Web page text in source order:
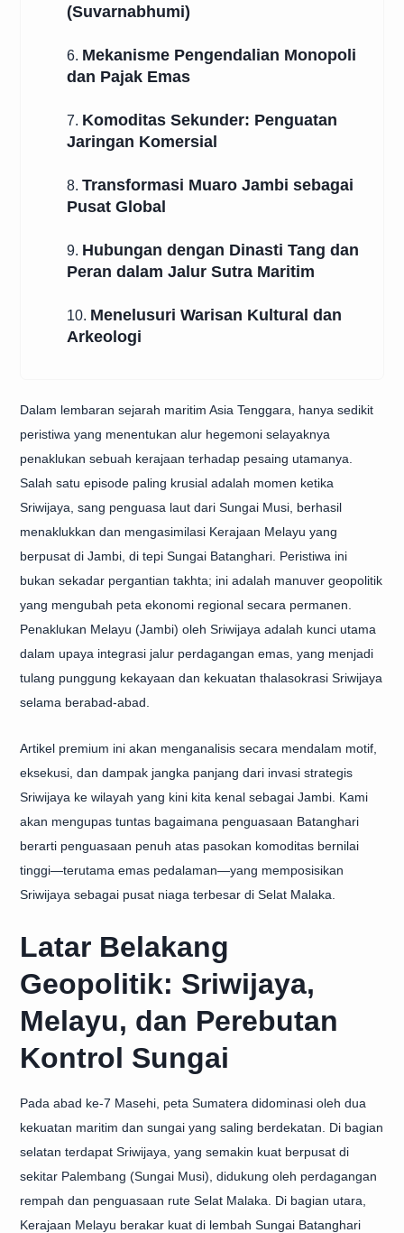
(Suvarnabhumi)
6. Mekanisme Pengendalian Monopoli
dan Pajak Emas
7. Komoditas Sekunder: Penguatan
Jaringan Komersial
8. Transformasi Muaro Jambi sebagai
Pusat Global
9. Hubungan dengan Dinasti Tang dan
Peran dalam Jalur Sutra Maritim
10. Menelusuri Warisan Kultural dan
Arkeologi
Dalam lembaran sejarah maritim Asia Tenggara, hanya sedikit
peristiwa yang menentukan alur hegemoni selayaknya
penaklukan sebuah kerajaan terhadap pesaing utamanya.
Salah satu episode paling krusial adalah momen ketika
Sriwijaya, sang penguasa laut dari Sungai Musi, berhasil
menaklukkan dan mengasimilasi Kerajaan Melayu yang
berpusat di Jambi, di tepi Sungai Batanghari. Peristiwa ini
bukan sekadar pergantian takhta; ini adalah manuver geopolitik
yang mengubah peta ekonomi regional secara permanen.
Penaklukan Melayu (Jambi) oleh Sriwijaya adalah kunci utama
dalam upaya integrasi jalur perdagangan emas , yang menjadi
tulang punggung kekayaan dan kekuatan thalasokrasi Sriwijaya
selama berabad-abad.
Artikel premium ini akan menganalisis secara mendalam motif,
eksekusi, dan dampak jangka panjang dari invasi strategis
Sriwijaya ke wilayah yang kini kita kenal sebagai Jambi. Kami
akan mengupas tuntas bagaimana penguasaan Batanghari
berarti penguasaan penuh atas pasokan komoditas bernilai
tinggi—terutama emas pedalaman—yang memposisikan
Sriwijaya sebagai pusat niaga terbesar di Selat Malaka.
Latar Belakang
Geopolitik: Sriwijaya,
Melayu, dan Perebutan
Kontrol Sungai
Pada abad ke-7 Masehi, peta Sumatera didominasi oleh dua
kekuatan maritim dan sungai yang saling berdekatan. Di bagian
selatan terdapat Sriwijaya, yang semakin kuat berpusat di
sekitar Palembang (Sungai Musi), didukung oleh perdagangan
rempah dan penguasaan rute Selat Malaka. Di bagian utara,
Kerajaan Melayu berakar kuat di lembah Sungai Batanghari